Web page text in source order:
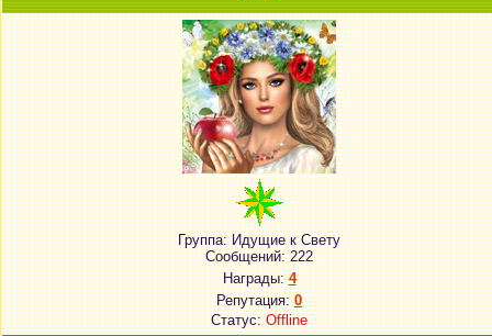
Группа: Идущие к Свету
Сообщений:222
Награды:4
Репутация:0
Статус:Offline